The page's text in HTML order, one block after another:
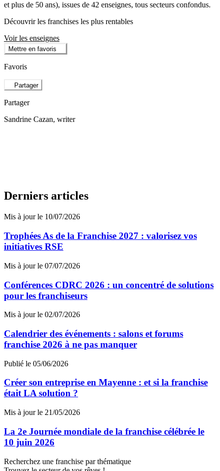
et plus de 50 ans), issues de 42 enseignes, tous secteurs confondus.
Découvrir les franchises les plus rentables
Voir les enseignes
Mettre en favoris
Favoris
Partager
Partager
Sandrine Cazan, writer
Derniers articles
Mis à jour le 10/07/2026
Trophées As de la Franchise 2027 : valorisez vos
initiatives RSE
Mis à jour le 07/07/2026
Conférences CDRC 2026 : un concentré de solutions
pour les franchiseurs
Mis à jour le 02/07/2026
Calendrier des événements : salons et forums
franchise 2026 à ne pas manquer
Publié le 05/06/2026
Créer son entreprise en Mayenne : et si la franchise
était LA solution ?
Mis à jour le 21/05/2026
La 2e Journée mondiale de la franchise célébrée le
10 juin 2026
Recherchez une franchise par thématique